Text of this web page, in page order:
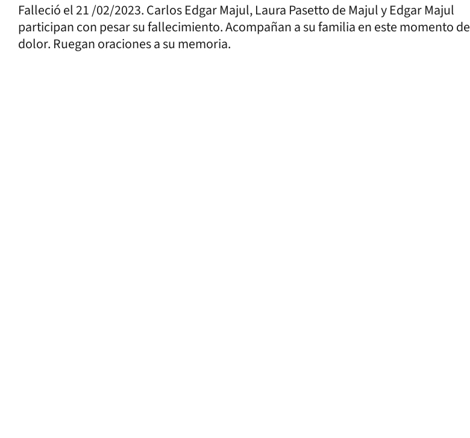
Falleció el 21 /02/2023. Carlos Edgar Majul, Laura Pasetto de Majul y Edgar Majul
participan con pesar su fallecimiento. Acompañan a su familia en este momento de
dolor. Ruegan oraciones a su memoria.